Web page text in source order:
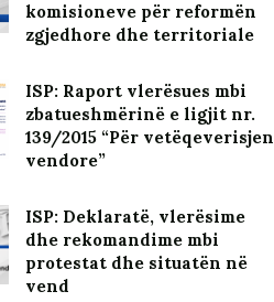
komisioneve për reformën
zgjedhore dhe territoriale
ISP: Raport vlerësues mbi
zbatueshmërinë e ligjit nr.
139/2015 “Për vetëqeverisjen
vendore”
ISP: Deklaratë, vlerësime
dhe rekomandime mbi
protestat dhe situatën në
vend